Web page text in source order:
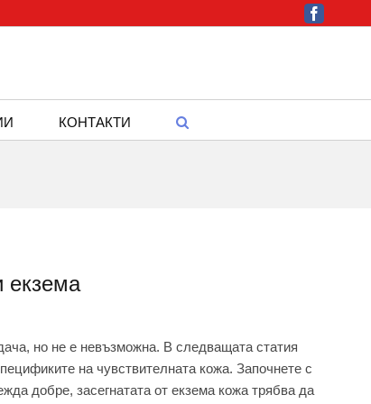
Facebook
КОНТАКТИ
екзема
но не е невъзможна. В следващата статия
на чувствителната кожа. Започнете с
добре, засегнатата от екзема кожа трябва да